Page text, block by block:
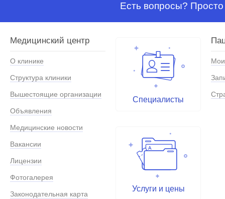
Есть вопросы?
Медицинский центр
О клинике
Структура клиники
Вышестоящие организации
Объявления
Медицинские новости
Вакансии
Лицензии
Фотогалерея
Законодательная карта
Специалисты
Услуги и цены